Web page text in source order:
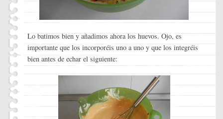
Lo batimos bien y añadimos ahora los huevos. Ojo, es
importante que los incorporéis uno a uno y que los integréis
bien antes de echar el siguiente: